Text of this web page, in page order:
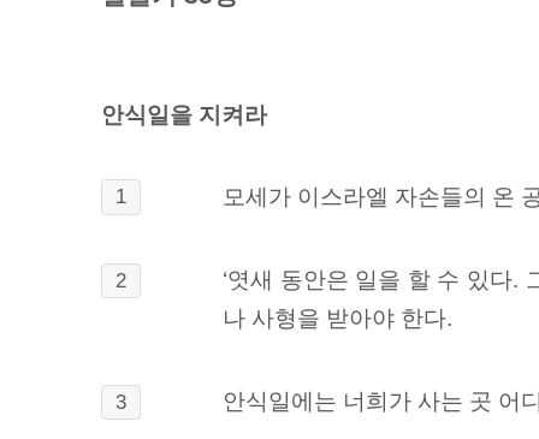
안식일을 지켜라
1 모세가 이스라엘 자손들의 온
2
‘엿새 동안은 일을 할 수 있다.
나 사형을 받아야 한다.
3 안식일에는 너희가 사는 곳 어